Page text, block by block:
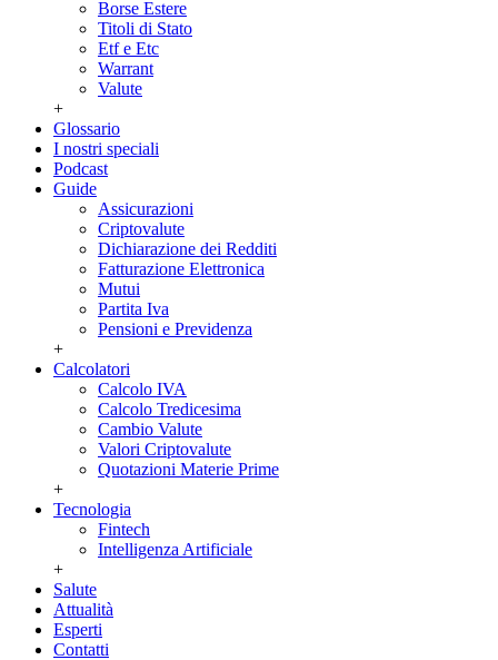
Borse Estere
Titoli di Stato
Etf e Etc
Warrant
Valute
+
Glossario
I nostri speciali
Podcast
Guide
Assicurazioni
Criptovalute
Dichiarazione dei Redditi
Fatturazione Elettronica
Mutui
Partita Iva
Pensioni e Previdenza
+
Calcolatori
Calcolo IVA
Calcolo Tredicesima
Cambio Valute
Valori Criptovalute
Quotazioni Materie Prime
+
Tecnologia
Fintech
Intelligenza Artificiale
+
Salute
Attualità
Esperti
Contatti